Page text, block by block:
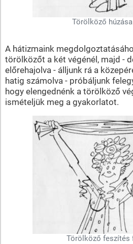
Törölköző
A hátizmaink
törölközőt a két végénél, majd -
előrehajolva - álljunk rá a
hatig számolva - próbáljunk
hogy elengednénk a törölköző
ismételjük meg a gyakorlatot.
Törölköző